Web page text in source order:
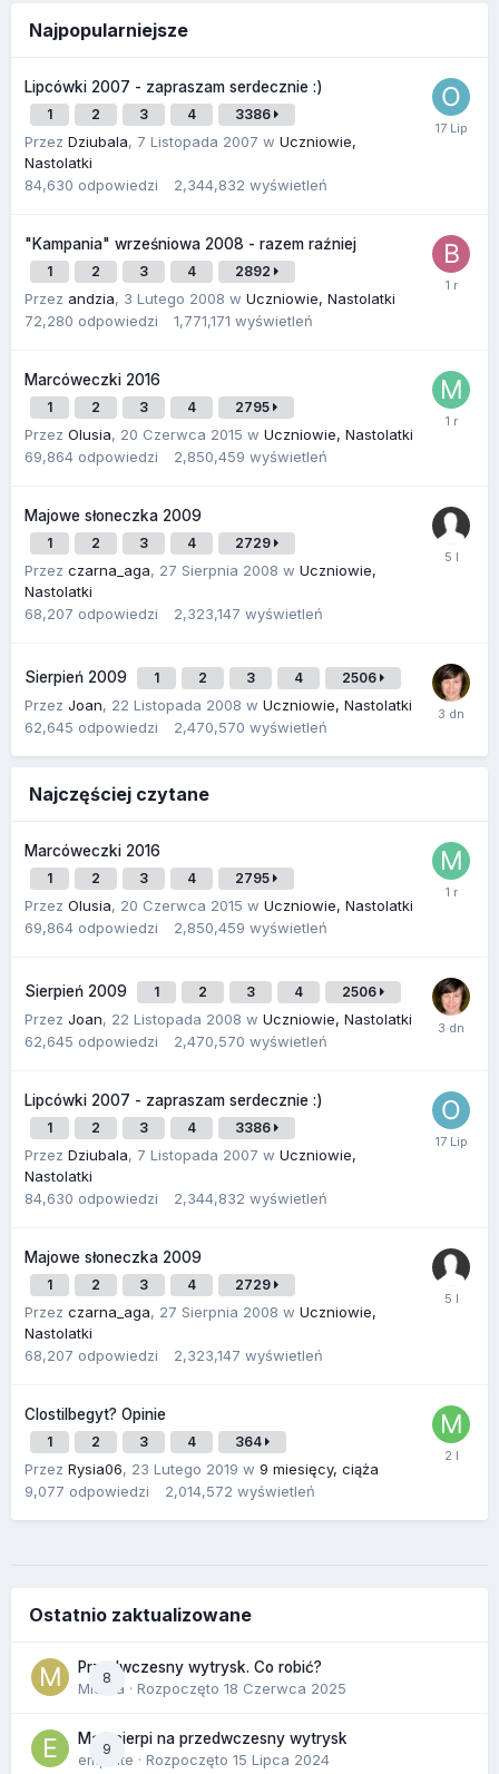
Najpopularniejsze
Lipcówki 2007 - zapraszam serdecznie :)
1 2 3 4 3386
Przez Dziubala, 7 Listopada 2007 w Uczniowie,
Nastolatki
84,630 odpowiedzi 2,344,832 wyświetleń
"Kampania" wrześniowa 2008 - razem raźniej
1 2 3 4 2892
Przez andzia, 3 Lutego 2008 w Uczniowie, Nastolatki
72,280 odpowiedzi 1,771,171 wyświetleń
Marcóweczki 2016
1 2 3 4 2795
Przez Olusia, 20 Czerwca 2015 w Uczniowie, Nastolatki
69,864 odpowiedzi 2,850,459 wyświetleń
Majowe słoneczka 2009
1 2 3 4 2729
Przez czarna_aga, 27 Sierpnia 2008 w Uczniowie,
Nastolatki
68,207 odpowiedzi 2,323,147 wyświetleń
Sierpień 2009 1 2 3 4 2506
Przez Joan, 22 Listopada 2008 w Uczniowie, Nastolatki
62,645 odpowiedzi 2,470,570 wyświetleń
Najczęściej czytane
Marcóweczki 2016
1 2 3 4 2795
Przez Olusia, 20 Czerwca 2015 w Uczniowie, Nastolatki
69,864 odpowiedzi 2,850,459 wyświetleń
Sierpień 2009 1 2 3 4 2506
Przez Joan, 22 Listopada 2008 w Uczniowie, Nastolatki
62,645 odpowiedzi 2,470,570 wyświetleń
Lipcówki 2007 - zapraszam serdecznie :)
1 2 3 4 3386
Przez Dziubala, 7 Listopada 2007 w Uczniowie,
Nastolatki
84,630 odpowiedzi 2,344,832 wyświetleń
Majowe słoneczka 2009
1 2 3 4 2729
Przez czarna_aga, 27 Sierpnia 2008 w Uczniowie,
Nastolatki
68,207 odpowiedzi 2,323,147 wyświetleń
Clostilbegyt? Opinie
1 2 3 4 364
Przez Rysia06, 23 Lutego 2019 w 9 miesięcy, ciąża
9,077 odpowiedzi 2,014,572 wyświetleń
Ostatnio zaktualizowane
8
Przedwczesny wytrysk. Co robić?
Miekra · Rozpoczęto 18 Czerwca 2025
9
Mąż cierpi na przedwczesny wytrysk
empelte · Rozpoczęto 15 Lipca 2024